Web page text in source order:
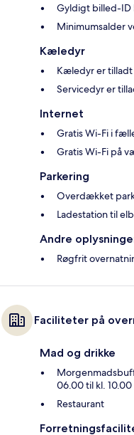
Gyldigt billed-
Minimumsalder
Kæledyr
Kæledyr er
Servicedyr er
Internet
Gratis Wi-Fi i
Gratis Wi-Fi på
Parkering
Overdækket
Ladestation til
Andre
Røgfrit
Faciliteter på
Mad og drikke
06.00 til kl. 10.00
Restaurant